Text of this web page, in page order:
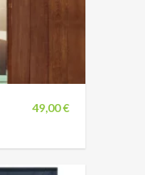
49,00 €